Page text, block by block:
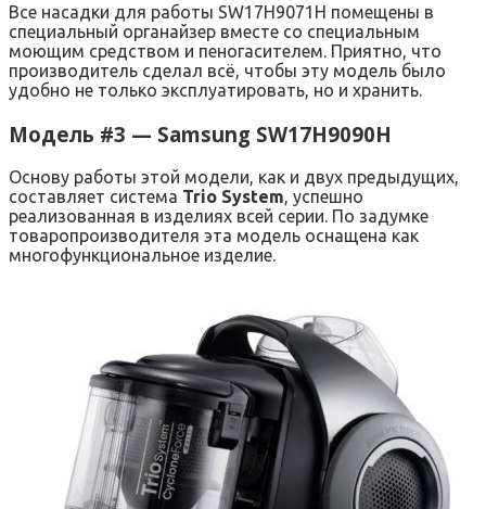
Все насадки для работы SW17H9071H помещены в
специальный органайзер вместе со специальным
моющим средством и пеногасителем. Приятно, что
производитель сделал всё, чтобы эту модель было
удобно не только эксплуатировать, но и хранить.
Модель #3 — Samsung SW17H9090H
Основу работы этой модели, как и двух предыдущих,
составляет система Trio System, успешно
реализованная в изделиях всей серии. По задумке
товаропроизводителя эта модель оснащена как
многофункциональное изделие.